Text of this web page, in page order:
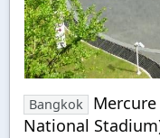
Bangkok
National